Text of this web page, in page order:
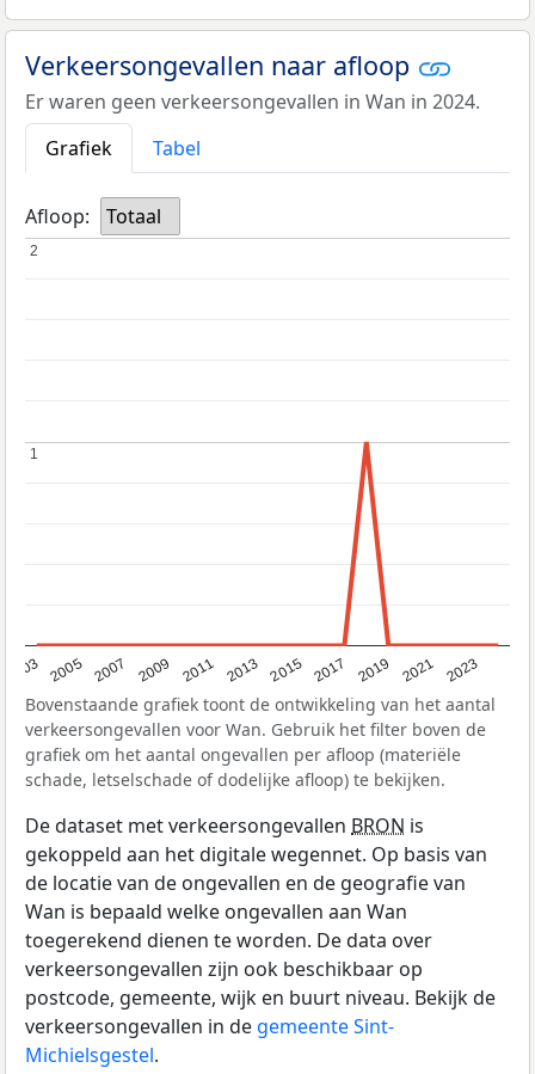
Verkeersongevallen naar afloop
Er waren geen verkeersongevallen in Wan in 2024.
Grafiek
Tabel
Afloop: Totaal
2003 2005 2007 2009 2011 2013 2015 2017 2019 2021 2023
1
1
2
2
Bovenstaande grafiek toont de ontwikkeling van het aantal
verkeersongevallen voor Wan. Gebruik het filter boven de
grafiek om het aantal ongevallen per afloop (materiële
schade, letselschade of dodelijke afloop) te bekijken.
De dataset met verkeersongevallen BRON is
gekoppeld aan het digitale wegennet. Op basis van
de locatie van de ongevallen en de geografie van
Wan is bepaald welke ongevallen aan Wan
toegerekend dienen te worden. De data over
verkeersongevallen zijn ook beschikbaar op
postcode, gemeente, wijk en buurt niveau. Bekijk de
verkeersongevallen in de gemeente Sint-
Michielsgestel.